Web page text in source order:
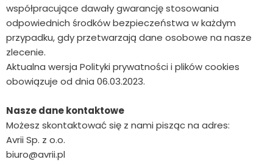
współpracujące dawały gwarancję stosowania
odpowiednich środków bezpieczeństwa w każdym
przypadku, gdy przetwarzają dane osobowe na nasze
zlecenie.
Aktualna wersja Polityki prywatności i plików cookies
obowiązuje od dnia 06.03.2023.
Nasze dane kontaktowe
Możesz skontaktować się z nami pisząc na adres:
Avrii Sp. z o.o.
biuro@avrii.pl